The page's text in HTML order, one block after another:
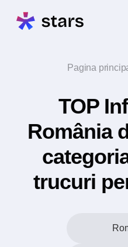
Pagina
TOP
România
trucuri